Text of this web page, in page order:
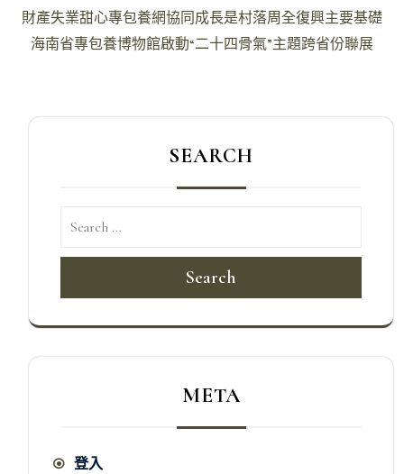
文
章
財產失業甜心專包養網協同成長是村落周全復興主要基礎
海南省專包養博物館啟動“二十四骨氣”主題跨省份聯展
SEARCH
Search
META
登入